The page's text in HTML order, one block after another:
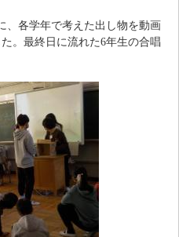
各学年で考えた出し物を動画
。最終日に流れた6年生の合唱